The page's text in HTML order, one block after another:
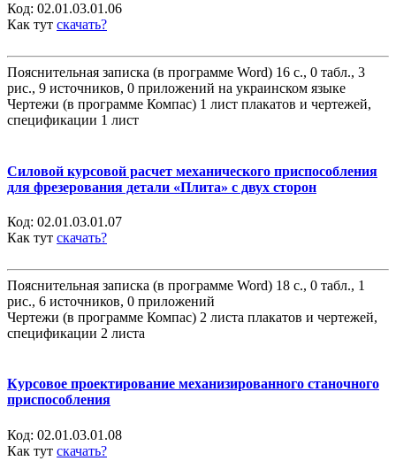
Код: 02.01.03.01.06
Как тут скачать?
Пояснительная записка (в программе Word) 16 с., 0 табл., 3
рис., 9 источников, 0 приложений на украинском языке
Чертежи (в программе Компас) 1 лист плакатов и чертежей,
спецификации 1 лист
Силовой курсовой расчет механического приспособления
для фрезерования детали «Плита» с двух сторон
Код: 02.01.03.01.07
Как тут скачать?
Пояснительная записка (в программе Word) 18 с., 0 табл., 1
рис., 6 источников, 0 приложений
Чертежи (в программе Компас) 2 листа плакатов и чертежей,
спецификации 2 листа
Курсовое проектирование механизированного станочного
приспособления
Код: 02.01.03.01.08
Как тут скачать?